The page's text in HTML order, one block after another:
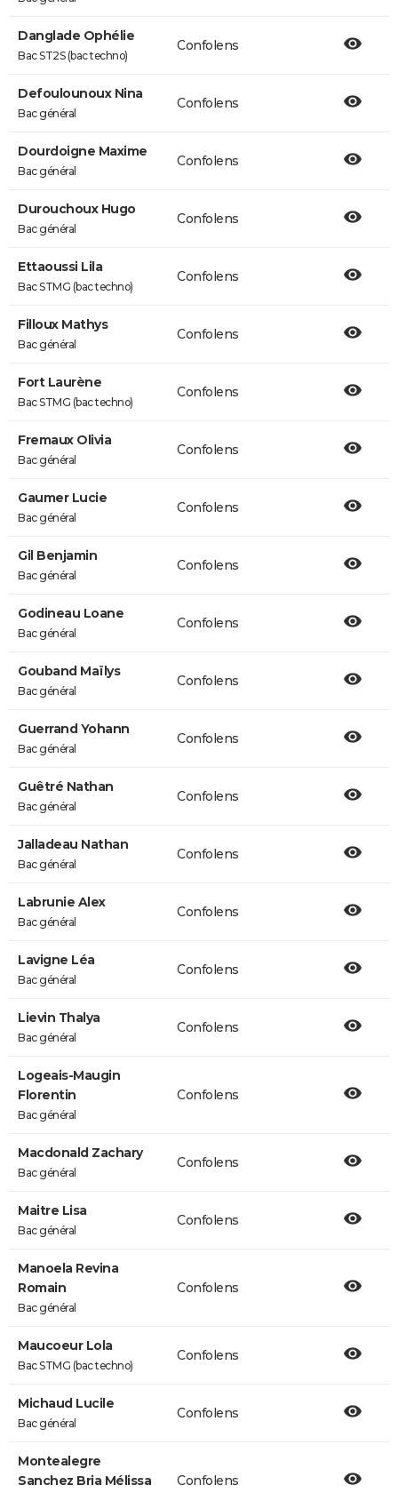
Danglade Ophélie
Bac ST2S (bac techno)
Confolens
Defoulounoux Nina
Bac général
Confolens
Dourdoigne Maxime
Bac général
Confolens
Durouchoux Hugo
Bac général
Confolens
Ettaoussi Lila
Bac STMG (bac techno)
Confolens
Filloux Mathys
Bac général
Confolens
Fort Laurène
Bac STMG (bac techno)
Confolens
Fremaux Olivia
Bac général
Confolens
Gaumer Lucie
Bac général
Confolens
Gil Benjamin
Bac général
Confolens
Godineau Loane
Bac général
Confolens
Gouband Maïlys
Bac général
Confolens
Guerrand Yohann
Bac général
Confolens
Guêtré Nathan
Bac général
Confolens
Jalladeau Nathan
Bac général
Confolens
Labrunie Alex
Bac général
Confolens
Lavigne Léa
Bac général
Confolens
Lievin Thalya
Bac général
Confolens
Logeais-Maugin
Florentin
Bac général
Confolens
Macdonald Zachary
Bac général
Confolens
Maitre Lisa
Bac général
Confolens
Manoela Revina
Romain
Bac général
Confolens
Maucoeur Lola
Bac STMG (bac techno)
Confolens
Michaud Lucile
Bac général
Confolens
Montealegre
Sanchez Bria Mélissa
Confolens